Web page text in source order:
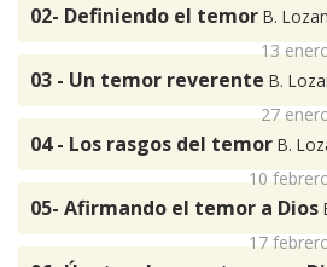
02- Definiendo el temor B.
13
03 - Un temor reverente B.
27
04 - Los rasgos del temor B.
10
05- Afirmando el temor a Dios
17